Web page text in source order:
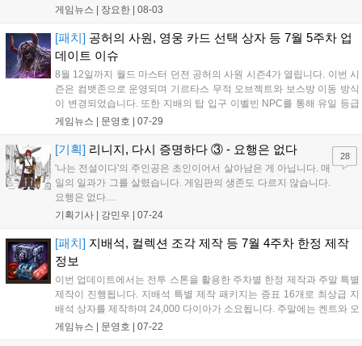
을 예고했다. 유저 성장에 중추적인 역할을 하는 ‘알비노 분지’에는 유황
게임뉴스 | 장요한 08-03
[패치] 공허의 사원, 영웅 카드 선택 상자 등 7월 5주차 업
데이트 이슈
8월 12일까지 월드 마스터 던전 공허의 사원 시즌4가 열립니다. 이번 시
즌은 컴뱃존으로 운영되며 기르타스 무적 오브젝트와 보스방 이동 방식
이 변경되었습니다. 또한 지배의 탑 입구 이벨빈 NPC를 통해 유일 등급
기르타스 무기 12종의 제작 레시피가 추가되었습니다. 이외에도 성장 물
주말 특별 장신구 확정 제작 이벤트가 함께 진행되니 상세 내용을 확인
하시기 바랍니다....
게임뉴스 | 문영호 07-29
[기획] 리니지, 다시 증명하다 ③ - 요행은 없다
'나는 전설이다'의 주인공은 초인이어서 살아남은 게 아닙니다. 매
일의 일과가 그를 살렸습니다. 게임판의 생존도 다르지 않습니다.
요행은 없다....
기획기사 | 강민우 07-24
28
[패치] 지배석, 컬렉션 조각 제작 등 7월 4주차 한정 제작
정보
이번 업데이트에서는 전투 스톤을 활용한 주차별 한정 제작과 주말 특별
제작이 진행됩니다. 지배석 특별 제작 패키지는 증표 16개로 최상급 지
배석 상자를 제작하며 24,000 다이아가 소요됩니다. 주말에는 켄트와 오
렌 서버를 제외한 모든 서버에서 수호석, 퓨어 엘릭서, 성수 등을 1% 확
게임뉴스 | 문영호 07-22